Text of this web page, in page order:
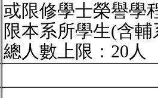
或限修學士榮譽學
限本系所學生(含
總人數上限：20人